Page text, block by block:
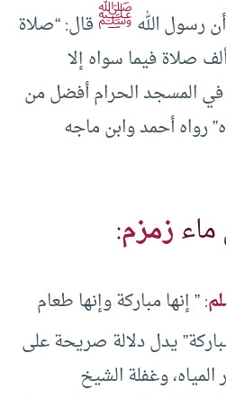
رسول اللهﷺقال: “صلاة
فيما سواه إلا
في المسجد الحرام أفضل من
رواه أحمد وابن ماجه
زمزم:
: ” إنها مباركة وإنها طعام
‏يدل دلالة صريحة على
وغفلة الشيخ